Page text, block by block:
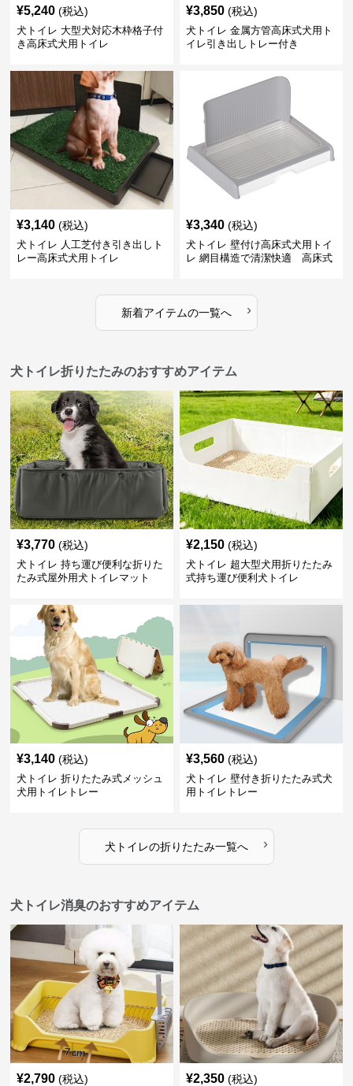
¥5,240 (税込)
犬トイレ 大型犬対応木枠格子付
き高床式犬用トイレ
¥3,850 (税込)
犬トイレ 金属方管高床式犬用ト
イレ引き出しトレー付き
¥3,140 (税込)
犬トイレ 人工芝付き引き出しト
レー高床式犬用トイレ
¥3,340 (税込)
犬トイレ 壁付け高床式犬用トイ
レ 網目構造で清潔快適 高床式
新着アイテムの一覧へ ›
犬トイレ折りたたみのおすすめアイテム
¥3,770 (税込)
犬トイレ 持ち運び便利な折りた
たみ式屋外用犬トイレマット
¥2,150 (税込)
犬トイレ 超大型犬用折りたたみ
式持ち運び便利犬トイレ
¥3,140 (税込)
犬トイレ 折りたたみ式メッシュ
犬用トイレトレー
¥3,560 (税込)
犬トイレ 壁付き折りたたみ式犬
用トイレトレー
犬トイレの折りたたみ一覧へ ›
犬トイレ消臭のおすすめアイテム
¥2,790 (税込) ¥2,350 (税込)